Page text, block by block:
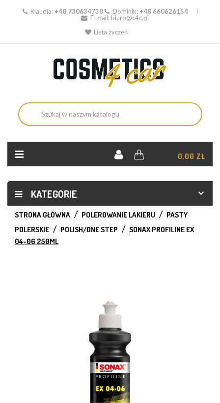
Klaudia: +48 730634730 Dominik: +48 660626154
E-mail: biuro@c4c.pl
Lista życzeń
0,00 ZŁ
KATEGORIE
STRONA GŁÓWNA POLEROWANIE LAKIERU
PASTY
POLERSKIE
POLISH/ONE STEP
SONAX PROFILINE EX
04-06 250ML